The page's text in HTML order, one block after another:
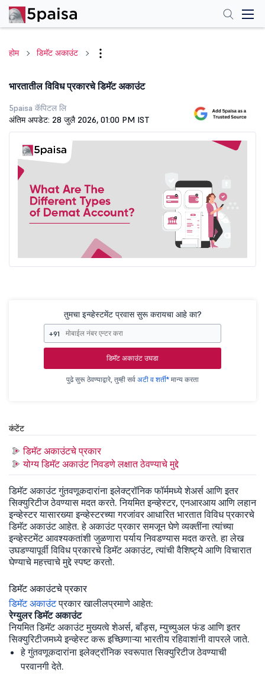
होम डिमॅट अकाउंट
भारतातील विविध प्रकारचे डिमॅट अकाउंट
5paisa कॅपिटल लि
अंतिम अपडेट: 28 जुलै 2026, 01:00 PM IST
तुमचा इन्व्हेस्टमेंट प्रवास सुरू करायचा आहे का?
+91
डिमॅट अकाउंट उघडा
पुढे सुरू ठेवण्याद्वारे, तुम्ही सर्व अटी व शर्ती* मान्य करता
कंटेंट
डिमॅट अकाउंटचे प्रकार
योग्य डिमॅट अकाउंट निवडणे लक्षात ठेवण्याचे मुद्दे
डिमॅट अकाउंट गुंतवणूकदारांना इलेक्ट्रॉनिक फॉर्ममध्ये शेअर्स आणि इतर
सिक्युरिटीज ठेवण्यास मदत करते. नियमित इन्व्हेस्टर, एनआरआय आणि लहान
इन्व्हेस्टर यासारख्या इन्व्हेस्टरच्या गरजांवर आधारित भारतात विविध प्रकारचे
डिमॅट अकाउंट आहेत. हे अकाउंट प्रकार समजून घेणे व्यक्तींना त्यांच्या
इन्व्हेस्टमेंट आवश्यकतांशी जुळणारा पर्याय निवडण्यास मदत करते. हा लेख
उघडण्यापूर्वी विविध प्रकारचे डिमॅट अकाउंट, त्यांची वैशिष्ट्ये आणि विचारात
घेण्याचे महत्त्वाचे मुद्दे स्पष्ट करतो.
डिमॅट अकाउंटचे प्रकार
डिमॅट अकाउंटप्रकार खालीलप्रमाणे आहेत:
रेग्युलर डिमॅट अकाउंट
नियमित डिमॅट अकाउंट मुख्यत्वे शेअर्स, बाँड्स, म्युच्युअल फंड आणि इतर
सिक्युरिटीजमध्ये इन्व्हेस्ट करू इच्छिणाऱ्या भारतीय रहिवाशांनी वापरले जाते.
हे गुंतवणूकदारांना इलेक्ट्रॉनिक स्वरूपात सिक्युरिटीज ठेवण्याची
परवानगी देते.